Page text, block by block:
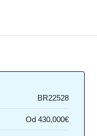
BR22528
Od 430,000€